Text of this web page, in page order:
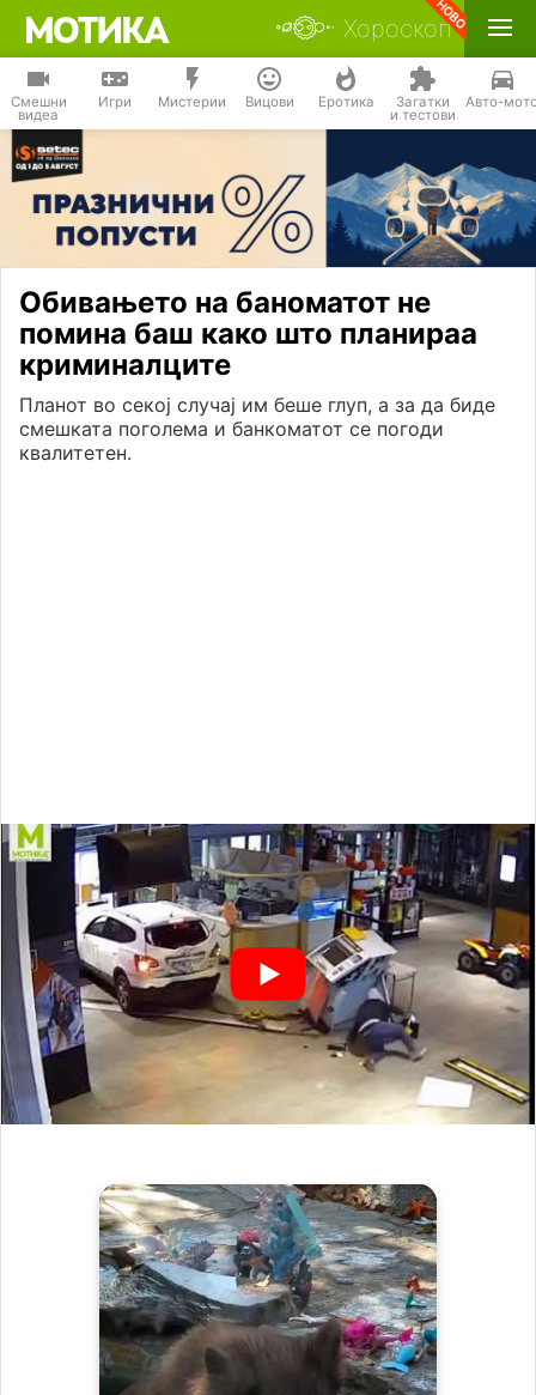
Хороскоп
Смешни
видеа
Игри Мистерии Вицови Еротика Загатки
и тестови
Авто-
Обивањето на баноматот не
помина баш како што планираа
криминалците
Планот во секој случај им беше глуп, а за да биде
смешката поголема и банкоматот се погоди
квалитетен.